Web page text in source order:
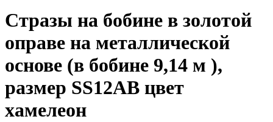
Стразы на бобине в золотой
оправе на металлической
основе (в бобине 9,14 м ),
размер SS12AB цвет
хамелеон